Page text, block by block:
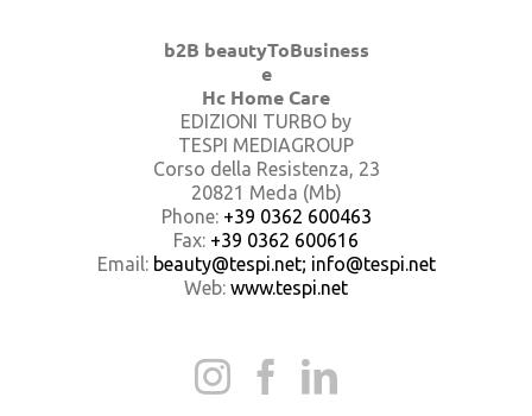
b2B beautyToBusiness
e
Hc Home Care
EDIZIONI TURBO by
TESPI MEDIAGROUP
Corso della Resistenza, 23
20821 Meda (Mb)
Phone: +39 0362 600463
Fax: +39 0362 600616
Email: beauty@tespi.net; info@tespi.net
Web: www.tespi.net